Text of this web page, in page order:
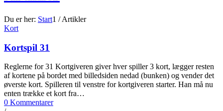
Du er her: Start1 / Artikler
Kort
Kortspil 31
Reglerne for 31 Kortgiveren giver hver spiller 3 kort, lægger resten
af kortene på bordet med billedsiden nedad (bunken) og vender det
øverste kort. Spilleren til venstre for kortgiveren starter. Han må nu
enten trække et kort fra…
0 Kommentarer